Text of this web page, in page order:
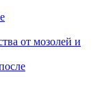
от мозолей и